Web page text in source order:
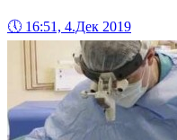
🕔 16:51, 4.Дек 2019